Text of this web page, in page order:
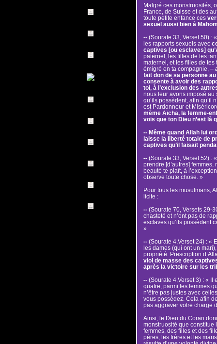
Malgré ces monstruosités,
France, de Suisse et des
toute petite enfance ces
sexuel aussi bien à
-- (Sourate 33, Verset 50) :
les rapports sexuels avec
captives [ou esclaves]
paternel, les filles de tes
maternel, et les filles de
émigré en ta compagnie, –
fait don de sa personne
consente à avoir des
toi, à l’exclusion des
nous leur avons imposé au
qu’ils possèdent, afin qu’il
est Pardonneur et
même Aïcha, la femme-
vois que ton Dieu n’est là
-- Même quand Allah lui
laisse la liberté totale de
captives qu’il faisait
--(Sourate 33, Verset 52) :
prendre [d’autres] femmes,
beauté te plaît, à
observe toute chose. »
Pour tous les musulmans,
licite :
-- (Sourate 70, Versets 29-
chasteté et n’ont pas de
esclaves qu’ils possèdent
»
--(Sourate 4,Verset 24) : «
les dames (qui ont un
propriété. Prescription
viol de masse des
après la victoire sur les
--(Sourate 4,Verset 3) : « Il
quatre, parmi les femmes
n’être pas justes avec
vous possédez. Cela afin
pas aggraver votre charge
Ainsi, le Dieu du Coran
monstruosité que constitue
femmes, des filles et des
pères, les frères et les